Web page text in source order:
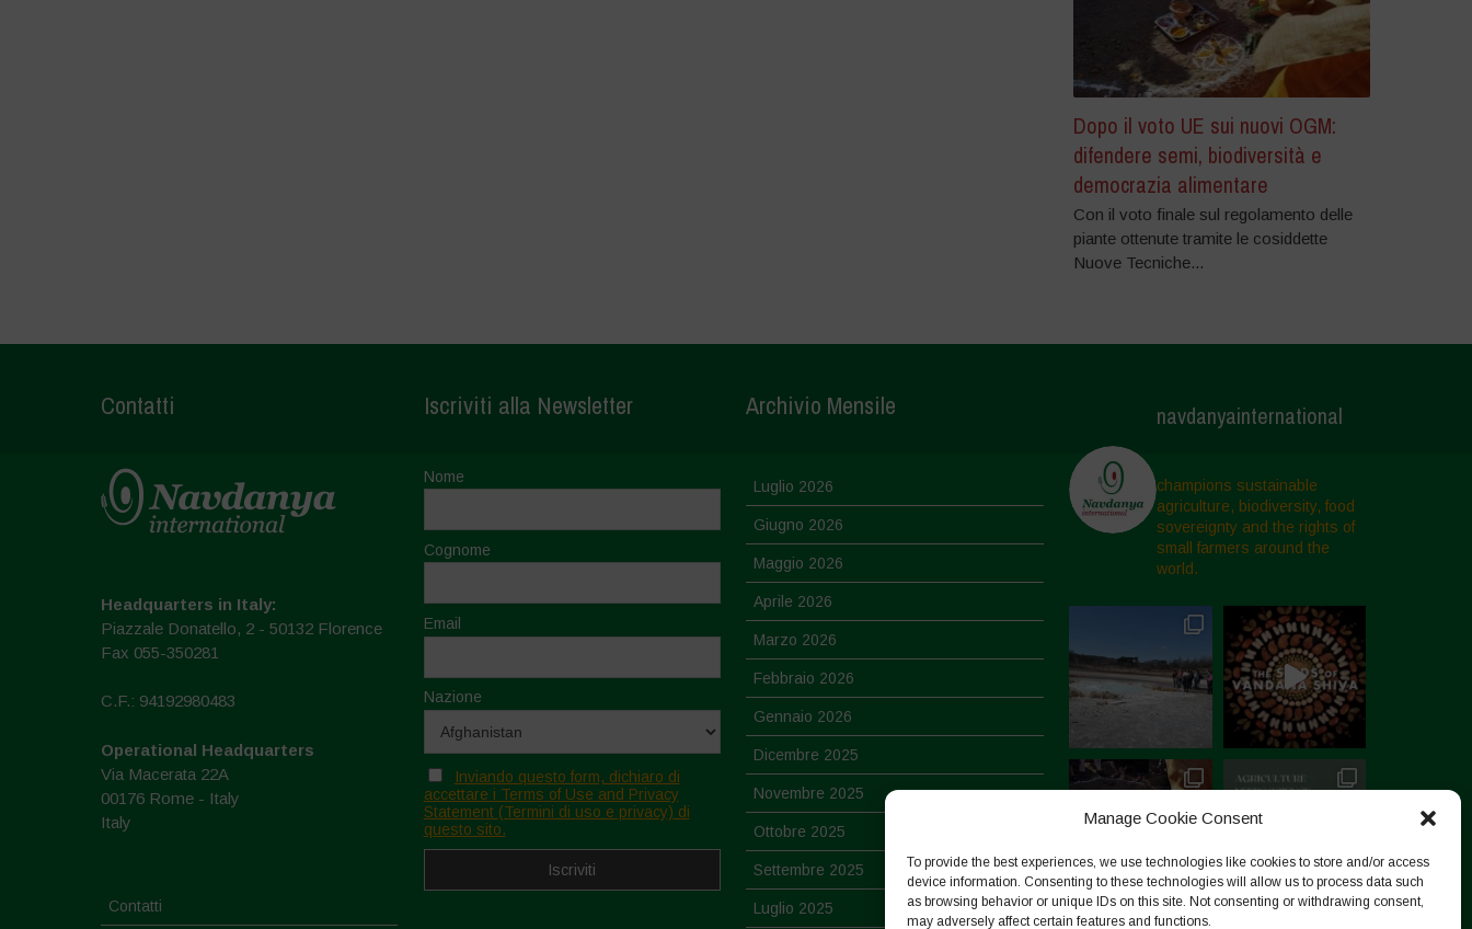
Manage Cookie Consent
To provide the best experiences, we use technologies like cookies to store and/or access
device information. Consenting to these technologies will allow us to process data such
as browsing behavior or unique IDs on this site. Not consenting or withdrawing consent,
may adversely affect certain features and functions.
Dopo il voto UE sui nuovi OGM:
difendere semi, biodiversità e
democrazia alimentare
Con il voto finale sul regolamento delle
piante ottenute tramite le cosiddette
Nuove Tecniche...
Contatti
Headquarters in Italy:
Piazzale Donatello, 2 - 50132 Florence
Fax 055-350281
C.F.: 94192980483
Operational Headquarters
Via Macerata 22A
00176 Rome - Italy
Italy
Contatti
Iscriviti alla Newsletter
Nome
Cognome
Email
Nazione
Inviando questo form, dichiaro di
accettare i Terms of Use and Privacy
Statement (Termini di uso e privacy) di
questo sito.
Archivio Mensile
Luglio 2026
Giugno 2026
Maggio 2026
Aprile 2026
Marzo 2026
Febbraio 2026
Gennaio 2026
Dicembre 2025
Novembre 2025
Ottobre 2025
Settembre 2025
Luglio 2025
navdanyainternational
champions sustainable
agriculture, biodiversity, food
sovereignty and the rights of
small farmers around the
world.